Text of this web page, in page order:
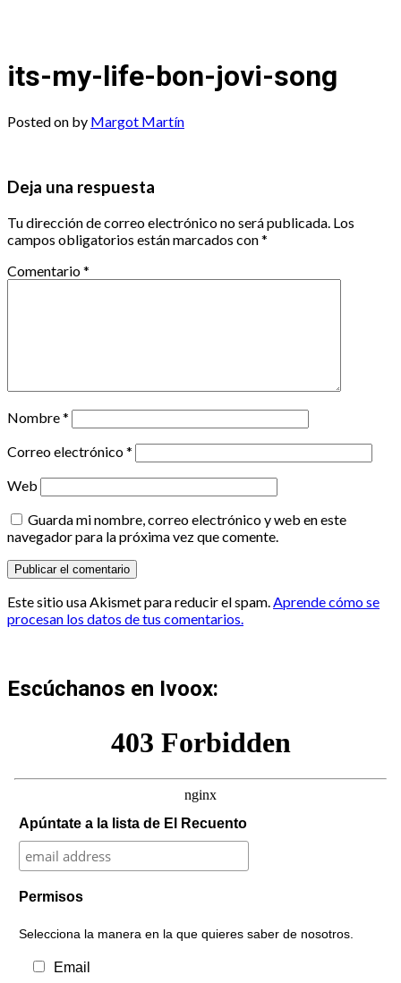
its-my-life-bon-jovi-song
Posted on by Margot Martín
Deja una respuesta
Tu dirección de correo electrónico no será publicada. Los
campos obligatorios están marcados con*
Comentario*
Nombre*
Correo electrónico*
Web
Guarda mi nombre, correo electrónico y web en este
navegador para la próxima vez que comente.
Este sitio usa Akismet para reducir el spam.Aprende cómo se
procesan los datos de tus comentarios.
Escúchanos en Ivoox:
Apúntate a la lista de El Recuento
Permisos
Selecciona la manera en la que quieres saber de nosotros.
Email